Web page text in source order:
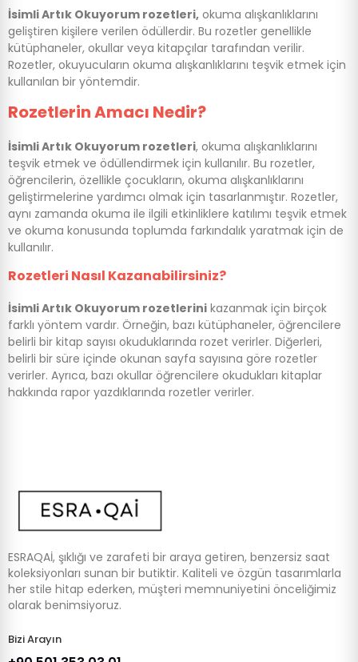
İsimli Artık Okuyorum rozetleri, okuma alışkanlıklarını
geliştiren kişilere verilen ödüllerdir. Bu rozetler genellikle
kütüphaneler, okullar veya kitapçılar tarafından verilir.
Rozetler, okuyucuların okuma alışkanlıklarını teşvik etmek için
kullanılan bir yöntemdir.
Rozetlerin Amacı Nedir?
İsimli Artık Okuyorum rozetleri, okuma alışkanlıklarını
teşvik etmek ve ödüllendirmek için kullanılır. Bu rozetler,
öğrencilerin, özellikle çocukların, okuma alışkanlıklarını
geliştirmelerine yardımcı olmak için tasarlanmıştır. Rozetler,
aynı zamanda okuma ile ilgili etkinliklere katılımı teşvik etmek
ve okuma konusunda toplumda farkındalık yaratmak için de
kullanılır.
Rozetleri Nasıl Kazanabilirsiniz?
İsimli Artık Okuyorum rozetlerini kazanmak için birçok
farklı yöntem vardır. Örneğin, bazı kütüphaneler, öğrencilere
belirli bir kitap sayısı okuduklarında rozet verirler. Diğerleri,
belirli bir süre içinde okunan sayfa sayısına göre rozetler
verirler. Ayrıca, bazı okullar öğrencilere okudukları kitaplar
hakkında rapor yazdıklarında rozetler verirler.
ESRAQAİ, şıklığı ve zarafeti bir araya getiren, benzersiz saat
koleksiyonları sunan bir butiktir. Kaliteli ve özgün tasarımlarla
her stile hitap ederken, müşteri memnuniyetini önceliğimiz
olarak benimsiyoruz.
Bizi Arayın